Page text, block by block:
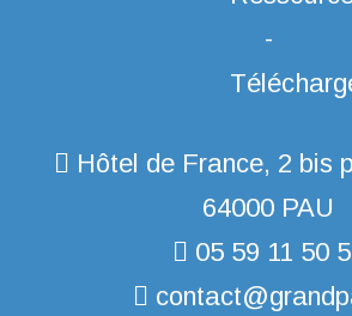
Hôtel de France, 2 bis
64000 PAU
05 59 11 50